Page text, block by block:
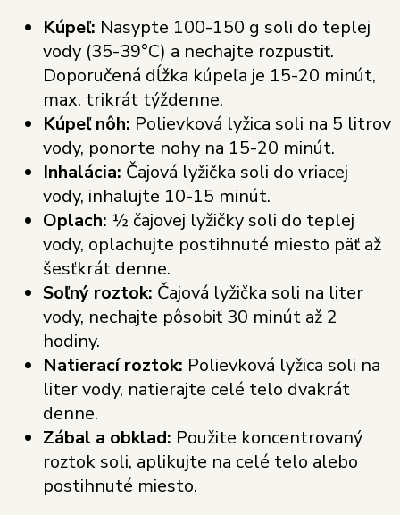
Kúpeľ: Nasypte 100-150 g soli do teplej
vody (35-39°C) a nechajte rozpustiť.
Doporučená dĺžka kúpeľa je 15-20 minút,
max. trikrát týždenne.
Kúpeľ nôh: Polievková lyžica soli na 5 litrov
vody, ponorte nohy na 15-20 minút.
Inhalácia: Čajová lyžička soli do vriacej
vody, inhalujte 10-15 minút.
Oplach: ½ čajovej lyžičky soli do teplej
vody, oplachujte postihnuté miesto päť až
šesťkrát denne.
Soľný roztok: Čajová lyžička soli na liter
vody, nechajte pôsobiť 30 minút až 2
hodiny.
Natierací roztok: Polievková lyžica soli na
liter vody, natierajte celé telo dvakrát
denne.
Zábal a obklad: Použite koncentrovaný
roztok soli, aplikujte na celé telo alebo
postihnuté miesto.